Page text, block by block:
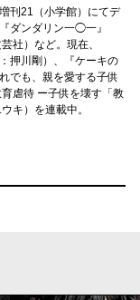
刊21（小学館）にてデ
ダンダリン一◯一』
社）など。現在、
押川剛）、『ケーキの
でも、親を愛する子供
虐待 ー子供を壊す「教
キ）を連載中。